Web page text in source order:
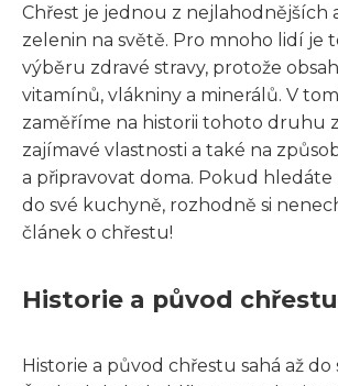
Chřest je jednou z nejlahodnějších
zelenin na světě. Pro mnoho lidí je
výběru zdravé stravy, protože
vitamínů, vlákniny a minerálů. V
zaměříme na historii tohoto druhu
zajímavé vlastnosti a také na
a připravovat doma. Pokud hledáte
do své kuchyně, rozhodně si
článek o chřestu!
Historie a původ chřestu
Historie a původ chřestu sahá až